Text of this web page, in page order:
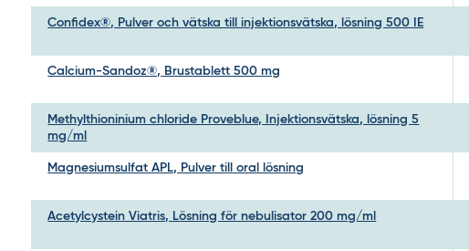
Confidex®, Pulver och vätska till injektionsvätska, lösning 500 IE
Calcium-Sandoz®, Brustablett 500 mg
Methylthioninium chloride Proveblue, Injektionsvätska, lösning 5
mg/ml
Magnesiumsulfat APL, Pulver till oral lösning
Acetylcystein Viatris, Lösning för nebulisator 200 mg/ml